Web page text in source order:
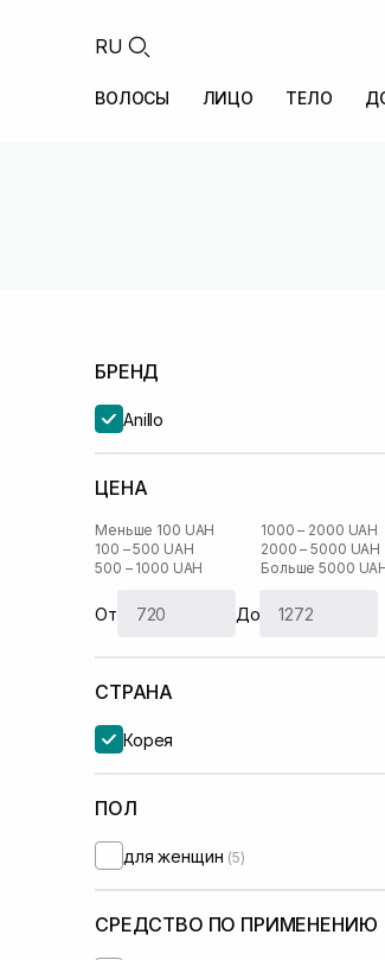
RU
ВОЛОСЫ ЛИЦО ТЕЛО
БРЕНД
Anillo
ЦЕНА
Меньше 100 UAH
100 – 500 UAH
500 – 1000 UAH
1000 – 2000 UAH
2000 – 5000 UAH
Больше 5000
От До
СТРАНА
Корея
ПОЛ
для женщин (5)
СРЕДСТВО ПО ПРИМЕНЕНИЮ